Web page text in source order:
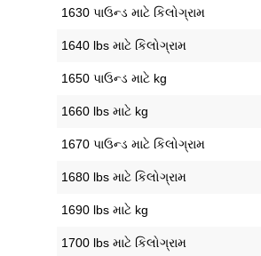
1630 પાઉન્ડ માટે કિલોગ્રામ
1640 lbs માટે કિલોગ્રામ
1650 પાઉન્ડ માટે kg
1660 lbs માટે kg
1670 પાઉન્ડ માટે કિલોગ્રામ
1680 lbs માટે કિલોગ્રામ
1690 lbs માટે kg
1700 lbs માટે કિલોગ્રામ